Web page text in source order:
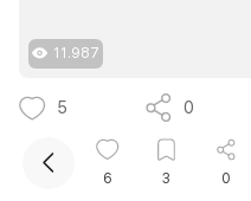
11.987
5 0
Trình Cà Phê - Khi
một ngôn ngữ thiết kế mới
6 3 0